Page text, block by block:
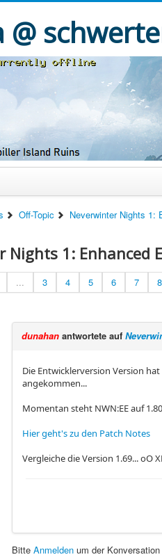
@
Off-Topic Neverwinter Nights 1:
Nights 1: Enhanced
... 3 4 5 6 7 8
dunahan antwortete auf
Die Entwicklerversion Version
angekommen...
Momentan steht NWN:EE auf
Hier geht's zu den Patch Notes
Vergleiche die Version 1.69... oO
BitteAnmelden um der